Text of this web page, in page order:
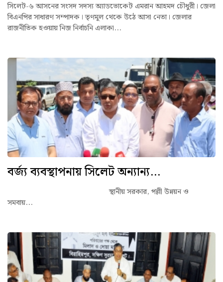
সিলেট-৬ আসনের সংসদ সদস্য অ্যাডভোকেট এমরান আহমদ চৌধুরী। জেলা
বিএনপির সাধারণ সম্পাদক। তৃণমূল থেকে উঠে আসা নেতা। জেলার
রাজনীতিক হওয়ায় নিজ নির্বাচনি এলাকা...
বর্জ্য ব্যবস্থাপনায় সিলেট অন্যান্য...
স্থানীয় সরকার, পল্লী উন্নয়ন ও
সমবায়...